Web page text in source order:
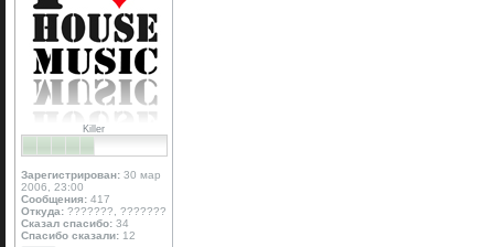
Killer
Зарегистрирован: 30 мар
2006, 23:00
Сообщения: 417
Откуда: ???????, ???????
Сказал спасибо: 34
Спасибо сказали: 12